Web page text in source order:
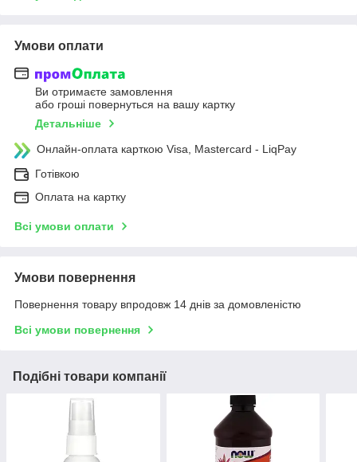
Умови оплати
Ви отримаєте замовлення
або гроші повернуться на вашу картку
Детальніше
Онлайн-оплата карткою Visa, Mastercard - LiqPay
Готівкою
Оплата на картку
Всі умови оплати
Умови повернення
Повернення товару впродовж 14 днів за домовленістю
Всі умови повернення
Подібні товари компанії